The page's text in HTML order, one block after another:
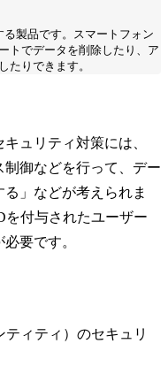
製品です。スマートフォン
トでデータを削除したり、ア
たりできます。
ュリティ対策には、
制御などを行って、デー
」などが考えられま
付与されたユーザー
要です。
ィティ）のセキュリ